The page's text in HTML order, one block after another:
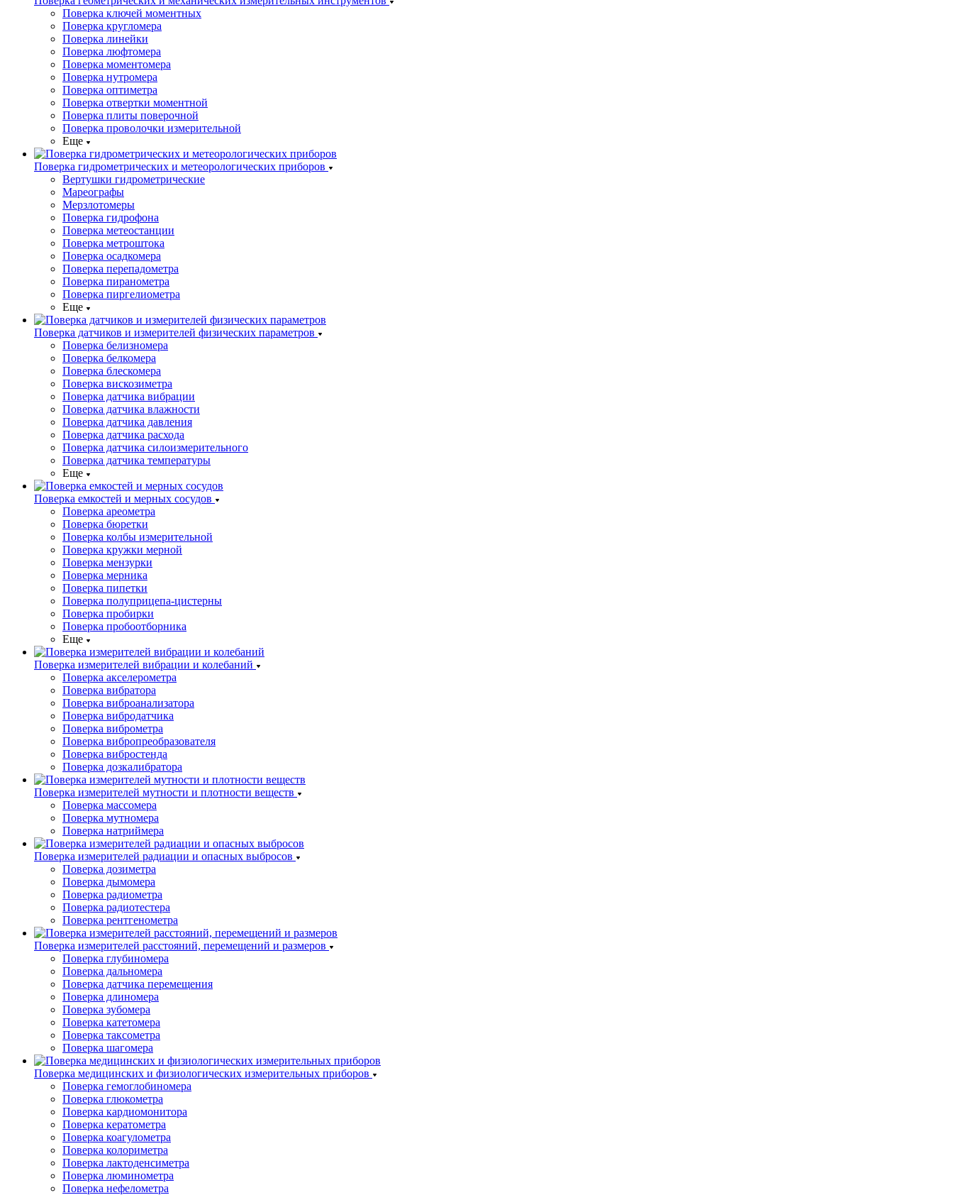
Поверка ключей моментных
Поверка кругломера
Поверка линейки
Поверка люфтомера
Поверка моментомера
Поверка нутромера
Поверка оптиметра
Поверка отвертки моментной
Поверка плиты поверочной
Поверка проволочки измерительной
Еще
Поверка гидрометрических и метеорологических приборов
Вертушки гидрометрические
Мареографы
Мерзлотомеры
Поверка гидрофона
Поверка метеостанции
Поверка метроштока
Поверка осадкомера
Поверка перепадометра
Поверка пиранометра
Поверка пиргелиометра
Еще
Поверка датчиков и измерителей физических параметров
Поверка белизномера
Поверка белкомера
Поверка блескомера
Поверка вискозиметра
Поверка датчика вибрации
Поверка датчика влажности
Поверка датчика давления
Поверка датчика расхода
Поверка датчика силоизмерительного
Поверка датчика температуры
Еще
Поверка емкостей и мерных сосудов
Поверка ареометра
Поверка бюретки
Поверка колбы измерительной
Поверка кружки мерной
Поверка мензурки
Поверка мерника
Поверка пипетки
Поверка полуприцепа-цистерны
Поверка пробирки
Поверка пробоотборника
Еще
Поверка измерителей вибрации и колебаний
Поверка акселерометра
Поверка вибратора
Поверка виброанализатора
Поверка вибродатчика
Поверка виброметра
Поверка вибропреобразователя
Поверка вибростенда
Поверка дозкалибратора
Поверка измерителей мутности и плотности веществ
Поверка массомера
Поверка мутномера
Поверка натриймера
Поверка измерителей радиации и опасных выбросов
Поверка дозиметра
Поверка дымомера
Поверка радиометра
Поверка радиотестера
Поверка рентгенометра
Поверка измерителей расстояний, перемещений и размеров
Поверка глубиномера
Поверка дальномера
Поверка датчика перемещения
Поверка длиномера
Поверка зубомера
Поверка катетомера
Поверка таксометра
Поверка шагомера
Поверка медицинских и физиологических измерительных приборов
Поверка гемоглобиномера
Поверка глюкометра
Поверка кардиомонитора
Поверка кератометра
Поверка коагулометра
Поверка колориметра
Поверка лактоденсиметра
Поверка люминометра
Поверка нефелометра